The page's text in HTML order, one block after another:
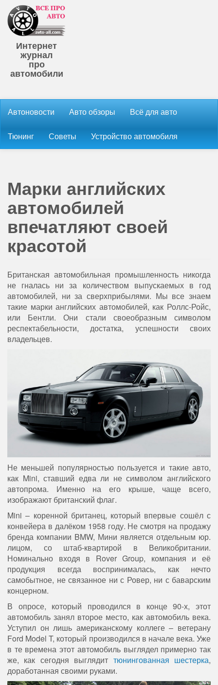
Интернет
журнал
про
автомобили
Автоновости Авто обзоры Всё для авто
Тюнинг Советы Устройство автомобиля
Марки английских
автомобилей
впечатляют своей
красотой
Британская автомобильная промышленность никогда
не гналась ни за количеством выпускаемых в год
автомобилей, ни за сверхприбылями. Мы все знаем
такие марки английских автомобилей, как Роллс-Ройс,
или Бентли. Они стали своеобразным символом
респектабельности, достатка, успешности своих
владельцев.
Не меньшей популярностью пользуется и такие авто,
как Mini, ставший едва ли не символом английского
автопрома. Именно на его крыше, чаще всего,
изображают британский флаг.
Mini – коренной британец, который впервые сошёл с
конвейера в далёком 1958 году. Не смотря на продажу
бренда компании BMW, Мини является отдельным юр.
лицом, со штаб-квартирой в Великобритании.
Номинально входя в Rover Group, компания и её
продукция всегда воспринималась, как нечто
самобытное, не связанное ни с Ровер, ни с баварским
концерном.
В опросе, который проводился в конце 90-х, этот
автомобиль занял второе место, как автомобиль века.
Уступил он лишь американскому коллеге – ветерану
Ford Model T, который производился в начале века. Уже
в те времена этот автомобиль выглядел примерно так
же, как сегодня выглядит тюнингованная шестерка,
доработанная своими руками.